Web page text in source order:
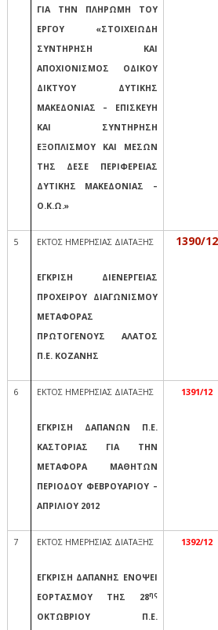
ΓΙΑ ΤΗΝ ΠΛΗΡΩΜΗ ΤΟΥ
ΕΡΓΟΥ «ΣΤΟΙΧΕΙΩΔΗ
ΣΥΝΤΗΡΗΣΗ ΚΑΙ
ΑΠΟΧΙΟΝΙΣΜΟΣ ΟΔΙΚΟΥ
ΔΙΚΤΥΟΥ ΔΥΤΙΚΗΣ
ΜΑΚΕΔΟΝΙΑΣ – ΕΠΙΣΚΕΥΗ
ΚΑΙ ΣΥΝΤΗΡΗΣΗ
ΕΞΟΠΛΙΣΜΟΥ ΚΑΙ ΜΕΣΩΝ
ΤΗΣ ΔΕΣΕ ΠΕΡΙΦΕΡΕΙΑΣ
ΔΥΤΙΚΗΣ ΜΑΚΕΔΟΝΙΑΣ –
Ο.Κ.Ω.»
5 ΕΚΤΟΣ ΗΜΕΡΗΣΙΑΣ ΔΙΑΤΑΞΗΣ
ΕΓΚΡΙΣΗ ΔΙΕΝΕΡΓΕΙΑΣ
ΠΡΟΧΕΙΡΟΥ ΔΙΑΓΩΝΙΣΜΟΥ
ΜΕΤΑΦΟΡΑΣ
ΠΡΩΤΟΓΕΝΟΥΣ ΑΛΑΤΟΣ
Π.Ε. ΚΟΖΑΝΗΣ
1390/12
6 ΕΚΤΟΣ ΗΜΕΡΗΣΙΑΣ ΔΙΑΤΑΞΗΣ
ΕΓΚΡΙΣΗ ΔΑΠΑΝΩΝ Π.Ε.
ΚΑΣΤΟΡΙΑΣ ΓΙΑ ΤΗΝ
ΜΕΤΑΦΟΡΑ ΜΑΘΗΤΩΝ
ΠΕΡΙΟΔΟΥ ΦΕΒΡΟΥΑΡΙΟΥ –
ΑΠΡΙΛΙΟΥ 2012
1391/12
7 ΕΚΤΟΣ ΗΜΕΡΗΣΙΑΣ ΔΙΑΤΑΞΗΣ
ΕΓΚΡΙΣΗ ΔΑΠΑΝΗΣ ΕΝΟΨΕΙ
ΕΟΡΤΑΣΜΟΥ ΤΗΣ 28ης
ΟΚΤΩΒΡΙΟΥ Π.Ε.
1392/12